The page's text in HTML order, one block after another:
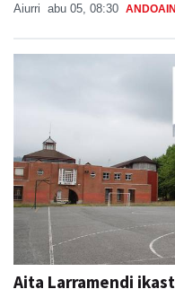
Aiurri abu 05, 08:30 ANDOAIN
Aita Larramendi